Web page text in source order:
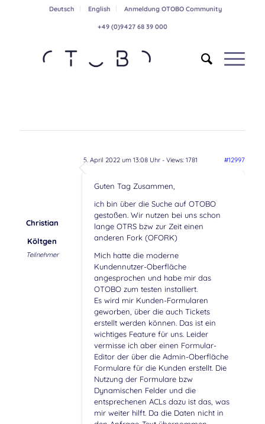
Deutsch English Anmeldung OTOBO Community
+49 (0)9427 68 39 000
5. April 2022 um 13:08 Uhr- Views: 1781 #12997
Christian
Költgen
Teilnehmer
Guten Tag Zusammen,
ich bin über die Suche auf OTOBO
gestoßen. Wir nutzen bei uns schon
lange OTRS bzw zur Zeit einen
anderen Fork (OFORK)
Mich hatte die moderne
Kundennutzer-Oberfläche
angesprochen und habe mir das
OTOBO zum testen installiert.
Es wird mir Kunden-Formularen
geworben, über die auch Tickets
erstellt werden können. Das ist ein
wichtiges Feature für uns. Leider
vermisse ich aber einen Formular-
Editor der über die Admin-Oberfläche
Formulare für die Kunden erstellt. Die
Nutzung der Formulare bzw
Dynamischen Felder und die
entsprechenen ACLs dazu ist das, was
mir weiter hilft. Da die Daten nicht in